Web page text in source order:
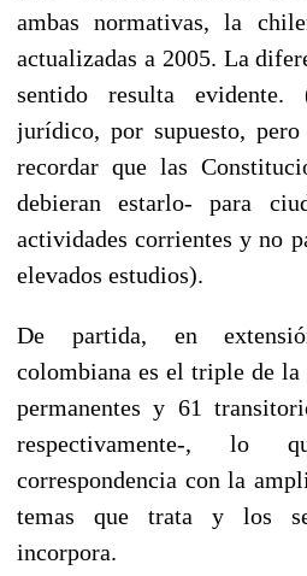
ambas normativas, la
actualizadas a 2005. La
sentido resulta
jurídico, por supuesto,
recordar que las
debieran estarlo- para
actividades corrientes y no
elevados estudios).
De partida, en
colombiana es el triple de
permanentes y 61
respectivamente-, lo
correspondencia con la
temas que trata y los
incorpora.